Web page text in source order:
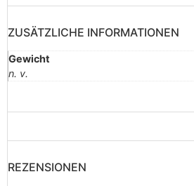
ZUSÄTZLICHE INFORMATIONEN
Gewicht
n. v.
REZENSIONEN